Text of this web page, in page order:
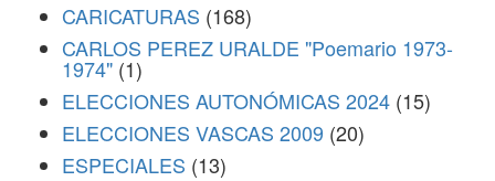
CARICATURAS (168)
CARLOS PEREZ URALDE "Poemario 1973-
1974" (1)
ELECCIONES AUTONÓMICAS 2024 (15)
ELECCIONES VASCAS 2009 (20)
ESPECIALES (13)